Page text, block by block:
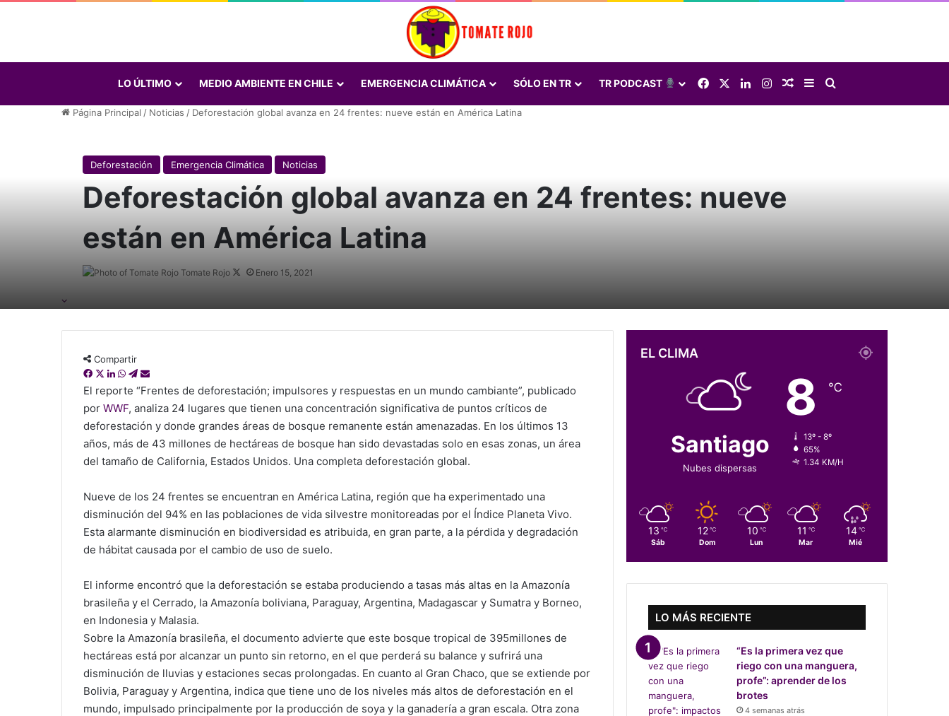
LO ÚLTIMO MEDIO AMBIENTE EN CHILE EMERGENCIA CLIMÁTICA SÓLO EN TR TR PODCAST FacebookLinkedInInstagramElige una nota al azar
SidebarBuscar
Página Principal / Noticias / Deforestación global avanza en 24 frentes: nueve están en América Latina
Deforestación Emergencia Climática Noticias
Deforestación global avanza en 24 frentes: nueve
están en América Latina
Tomate Rojo
FollowEnero 15, 2021
Compartir
F
a
c
b
o
o
X L
i
n
e
d
I
W
h
s
A
p
T
e
l
g
r
a
o
m
a
r
t
r
í
a
M
i
El reporte “Frentes de deforestación; impulsores y respuestas en un mundo cambiante”, publicado
por WWF, analiza 24 lugares que tienen una concentración significativa de puntos críticos de
deforestación y donde grandes áreas de bosque remanente están amenazadas. En los últimos 13
años, más de 43 millones de hectáreas de bosque han sido devastadas solo en esas zonas, un área
del tamaño de California, Estados Unidos. Una completa deforestación global.
Nueve de los 24 frentes se encuentran en América Latina, región que ha experimentado una
disminución del 94% en las poblaciones de vida silvestre monitoreadas por el Índice Planeta Vivo.
Esta alarmante disminución en biodiversidad es atribuida, en gran parte, a la pérdida y degradación
de hábitat causada por el cambio de uso de suelo.
El informe encontró que la deforestación se estaba produciendo a tasas más altas en la Amazonía
brasileña y el Cerrado, la Amazonía boliviana, Paraguay, Argentina, Madagascar y Sumatra y Borneo,
en Indonesia y Malasia.
Sobre la Amazonía brasileña, el documento advierte que este bosque tropical de 395millones de
hectáreas está por alcanzar un punto sin retorno, en el que perderá su balance y sufrirá una
disminución de lluvias y estaciones secas prolongadas. En cuanto al Gran Chaco, que se extiende por
Bolivia, Paraguay y Argentina, indica que tiene uno de los niveles más altos de deforestación en el
mundo, impulsado principalmente por la producción de soya y la ganadería a gran escala. Otra zona
EL CLIMA
Santiago
Nubes dispersas
8 ℃
13º - 8º
65%
1.34 KM/H
13 ℃
Sáb
12 ℃
Dom
10 ℃
Lun
11 ℃
Mar
14 ℃
Mié
LO MÁS RECIENTE
“Es la primera vez que
riego con una manguera,
profe”: aprender de los
brotes
4 semanas atrás